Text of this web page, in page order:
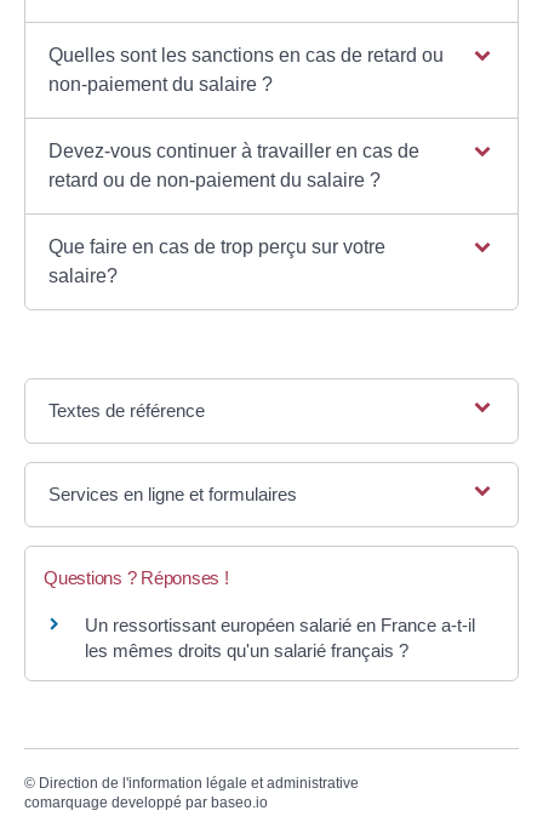
Quelles sont les sanctions en cas de retard ou
non-paiement du salaire ?
Devez-vous continuer à travailler en cas de
retard ou de non-paiement du salaire ?
Que faire en cas de trop perçu sur votre
salaire?
Textes de référence
Services en ligne et formulaires
Questions ? Réponses !
Un ressortissant européen salarié en France a-t-il
les mêmes droits qu'un salarié français ?
© Direction de l'information légale et administrative
comarquage developpé par baseo.io